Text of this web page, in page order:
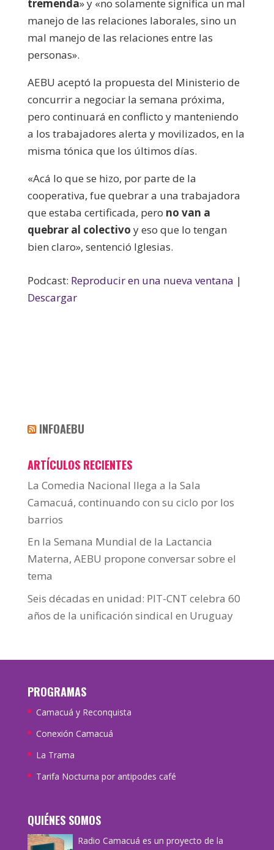
tremenda» y «no solamente significa un mal
manejo de las relaciones laborales, sino un
mal manejo de las relaciones entre las
personas».
AEBU aceptó la propuesta del Ministerio de
concurrir a negociar la semana próxima,
pero continuará en conflicto y manteniendo
a los trabajadores alerta y movilizados, en la
misma tónica que los últimos días.
«Acá lo que se hizo, por parte de la
cooperativa, fue quebrar a una trabajadora
que estaba certificada, pero no van a
quebrar al colectivo y eso que lo tengan
bien claro», sentenció Iglesias.
Podcast: Reproducir en una nueva ventana |
Descargar
INFOAEBU
ARTÍCULOS RECIENTES
La Comedia Nacional llega a la Sala
Camacuá, continuando con su ciclo por los
barrios
En la Semana Mundial de la Lactancia
Materna, AEBU propone conversar sobre el
tema
Seis décadas en unidad: PIT-CNT celebra 60
años de la unificación sindical en Uruguay
PROGRAMAS
Camacuá y Reconquista
Conexión Camacuá
La Trama
Tarifa Nocturna por antipodes café
QUIÉNES SOMOS
Radio Camacuá es un proyecto de la